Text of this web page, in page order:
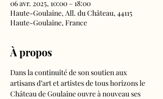
06 avr. 2025, 10:00 – 18:00
Haute-Goulaine, All. du Château, 44115
Haute-Goulaine, France
À propos
Dans la continuité de son soutien aux
artisans d’art et artistes de tous horizons le
Château de Goulaine ouvre à nouveau ses